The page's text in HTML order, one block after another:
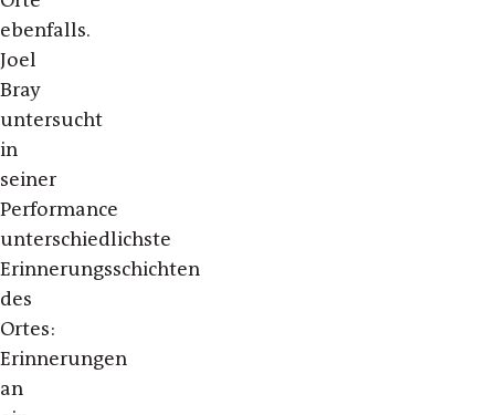
ebenfalls.
Joel
Bray
untersucht
in
seiner
Performance
unterschiedlichste
Erinnerungsschichten
des
Ortes:
Erinnerungen
an